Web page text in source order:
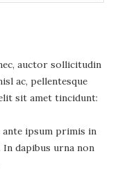
auctor sollicitudin
ac, pellentesque
sit amet tincidunt:
ante ipsum primis in
In dapibus urna non